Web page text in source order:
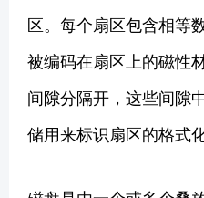
区。每个扇区包含相等
被编码在扇区上的磁性
间隙分隔开，这些间隙
储用来标识扇区的格式化